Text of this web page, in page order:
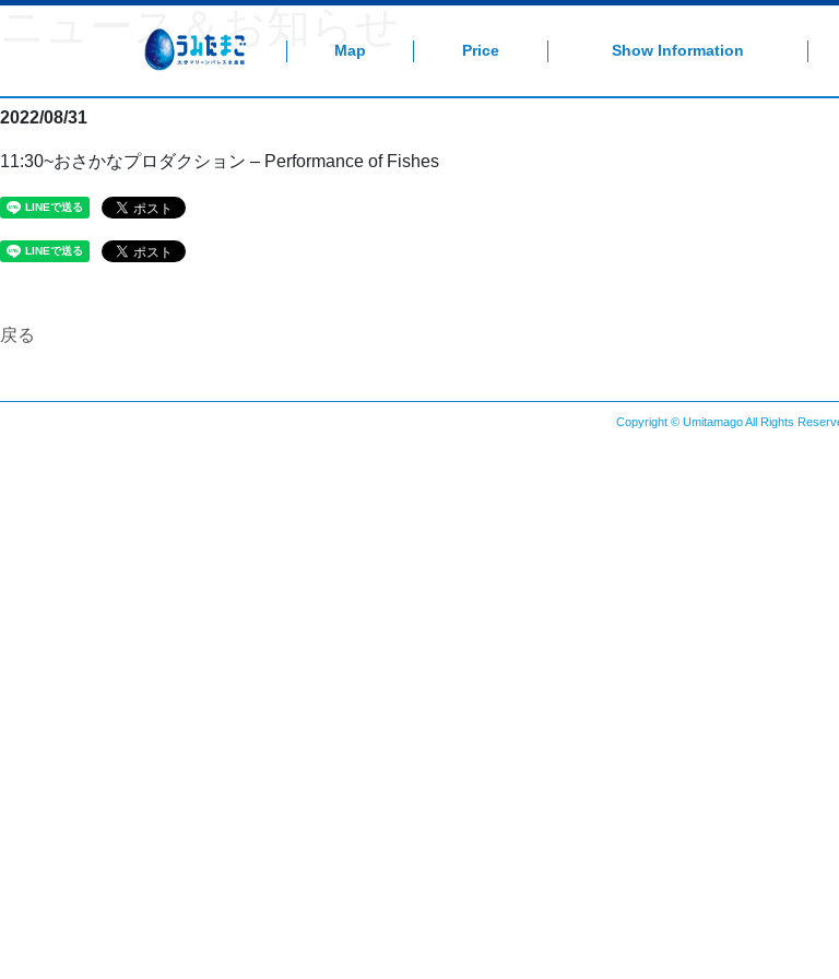
Map Price Show Information
ニュース＆お知らせ
2022/08/31
11:30~おさかなプロダクション – Performance of Fishes
戻る
Copyright © Umitamago All Rights